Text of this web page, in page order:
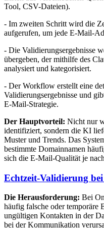
Tool, CSV-Dateien).
- Im zweiten Schritt wird die
aufgerufen, um jede E-Mail-
- Die Validierungsergebnisse
übergeben, der mithilfe des
analysiert und kategorisiert.
- Der Workflow erstellt eine
Validierungsergebnisse und
E-Mail-Strategie.
Der Hauptvorteil: Nicht nur
identifiziert, sondern die KI
Muster und Trends. Das
bestimmte Domainnamen
sich die E-Mail-Qualität je
Echtzeit-Validierung
Die Herausforderung: Bei
häufig falsche oder temporäre
ungültigen Kontakten in der
bei der Kommunikation